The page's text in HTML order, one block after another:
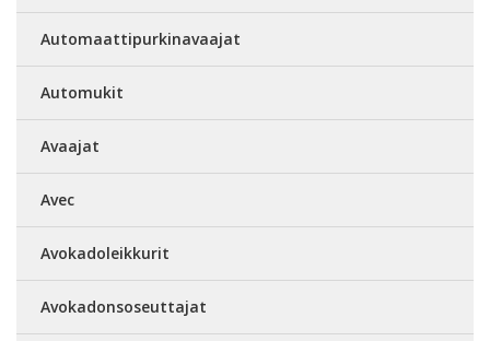
Automaattipurkinavaajat
Automukit
Avaajat
Avec
Avokadoleikkurit
Avokadonsoseuttajat